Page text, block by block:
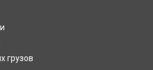
грузов